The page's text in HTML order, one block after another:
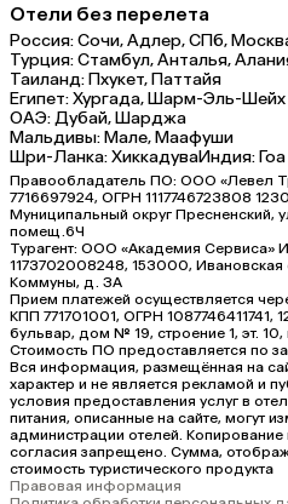
Отели без перелета
Россия:Сочи,Адлер,СПб,
Турция:Стамбул,Анталья,
Таиланд:Пхукет,Паттайя
Египет:Хургада,Шарм-Эль-Шейх
ОАЭ:Дубай,Шарджа
Мальдивы:Мале,Маафуши
Шри-Ланка:ХиккадуваИндия:Гоа
Правообладатель ПО: ООО «Левел
7716697924, ОГРН 1117746723808
Муниципальный округ Пресненский,
помещ.6Ч
Турагент: ООО «Академия Сервиса»
1173702008248, 153000,
Коммуны, д. ЗА
Прием платежей осуществляется
КПП 771701001, ОГРН 1087746411741,
бульвар, дом № 19, строение 1, эт.
Стоимость ПО предоставляется по
Вся информация, размещённая на
характер и не является рекламой и
условия предоставления услуг в
питания, описанные на сайте, могут
администрации отелей.
согласия запрещено. Сумма,
стоимость туристического продукта
Правовая информация